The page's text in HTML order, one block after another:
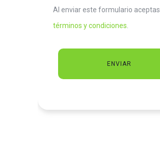
Al enviar este formulario aceptas
términos y condiciones